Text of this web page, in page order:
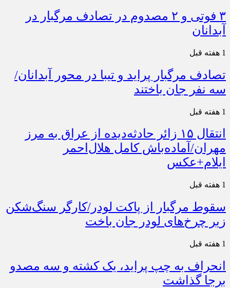
۳ فوتی و ۲ مصدوم در تصادف مرگبار در
آبدانان
1 هفته قبل
تصادف مرگبار پراید و تیبا در محور آبدانان/
سه نفر جان باختند
1 هفته قبل
انتقال ۱۵ زائر حادثه‌دیده از عراق به مرز
مهران/آماده‌باش کامل هلال‌احمر
ایلام+عکس
1 هفته قبل
سقوط مرگبار از پاکت لودر/کارگر سنگ‌شکن
زیر چرخ‌های لودر جان باخت
1 هفته قبل
انحراف به چپ پراید، یک کشته و سه مصدو
برجا گذاشت